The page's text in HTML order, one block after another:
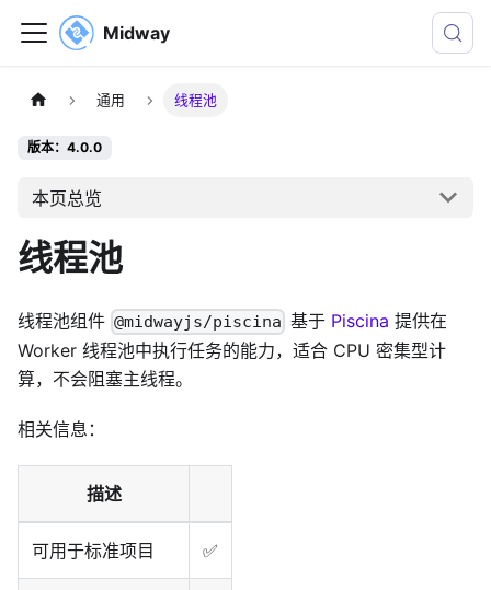
Midway
通用 线程池
版本：4.0.0
本页总览
线程池
线程池组件 @midwayjs/piscina 基于 Piscina 提供在
Worker 线程池中执行任务的能力，适合 CPU 密集型计
算，不会阻塞主线程。
相关信息：
描述
可用于标准项目 ✅